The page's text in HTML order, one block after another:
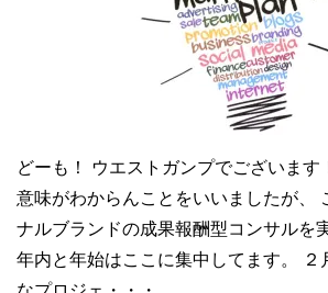
どーも！ ウエストガンプでございます
意味がわからんことをいいましたが、
ナルブランドの成果報酬型コンサルを
年内と年始はここに集中してます。 ２